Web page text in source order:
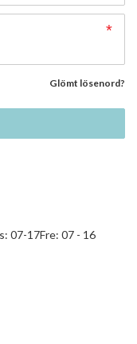
Glömt lösenord?
07-17Fre: 07 - 16